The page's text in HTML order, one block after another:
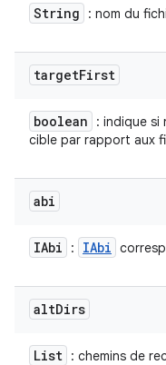
String : nom du
targetFirst
boolean
: indique si
cible par rapport aux
abi
IAbi : IAbi
altDirs
List : chemins de